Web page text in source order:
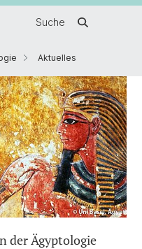
Suche
Aktuelles
der Ägyptologie